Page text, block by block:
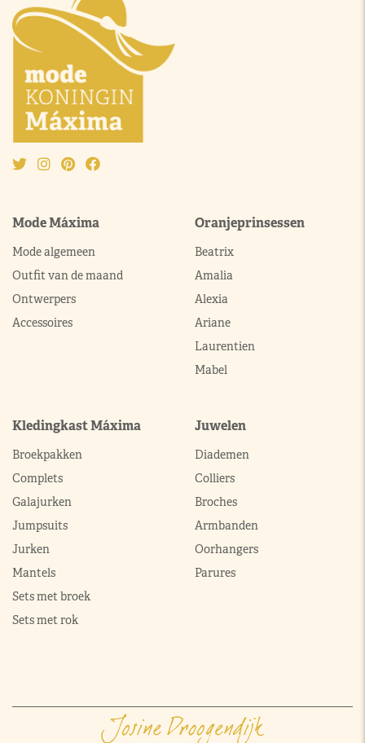
Mode Máxima
Mode algemeen
Outfit van de maand
Ontwerpers
Accessoires
Oranjeprinsessen
Beatrix
Amalia
Alexia
Ariane
Laurentien
Mabel
Kledingkast Máxima
Broekpakken
Complets
Galajurken
Jumpsuits
Jurken
Mantels
Sets met broek
Sets met rok
Juwelen
Diademen
Colliers
Broches
Armbanden
Oorhangers
Parures